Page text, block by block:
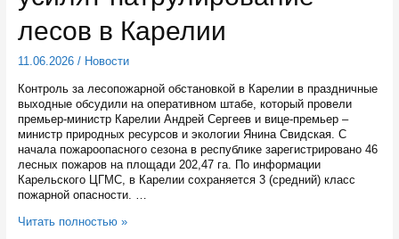
парламент
лесов в Карелии
11.06.2026/ Новости
Контроль за лесопожарной обстановкой в Карелии в праздничные
выходные обсудили на оперативном штабе, который провели
премьер-министр Карелии Андрей Сергеев и вице-премьер –
министр природных ресурсов и экологии Янина Свидская. С
начала пожароопасного сезона в республике зарегистрировано 46
лесных пожаров на площади 202,47 га. По информации
Карельского ЦГМС, в Карелии сохраняется 3 (средний) класс
пожарной опасности. …
На
Читать полностью »